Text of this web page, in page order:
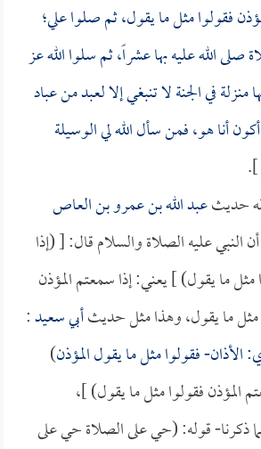
فقولوا مثل ما يقول، ثم صلوا علي؛
الله عليه بها عشراً، ثم سلوا الله عز
في الجنة لا تنبغي إلا لعبد من عباد
أنا هو، فمن سأل الله لي الوسيلة
)
حديثعبد الله بن عمرو بن العاص
النبي عليه الصلاة والسلام قال: [ (إذا
مثل ما يقول) ] يعني: إذا سمعتم المؤذن
مثل ما يقول، وهذا مثل حديثأبي سعيد:
الأذان- فقولوا مثل ما يقول المؤذن)
المؤذن فقولوا مثل ما يقول) ]،
ذكرنا- قوله: (حي على الصلاة حي على